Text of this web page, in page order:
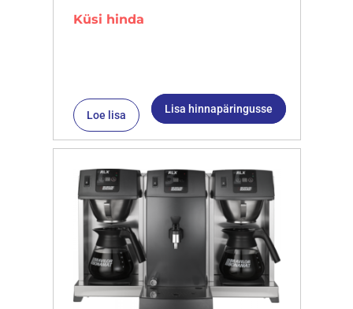
Küsi hinda
Loe lisa Lisa hinnapäringusse